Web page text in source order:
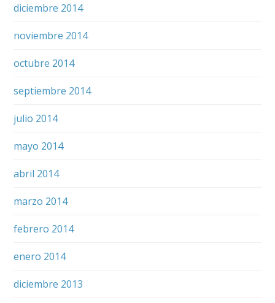
diciembre 2014
noviembre 2014
octubre 2014
septiembre 2014
julio 2014
mayo 2014
abril 2014
marzo 2014
febrero 2014
enero 2014
diciembre 2013